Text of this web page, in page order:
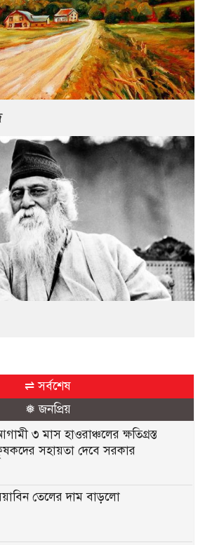
⇌ সর্বশেষ
❅ জনপ্রিয়
৩ মাস হাওরাঞ্চলের ক্ষতিগ্রস্ত
সহায়তা দেবে সরকার
তেলের দাম বাড়লো